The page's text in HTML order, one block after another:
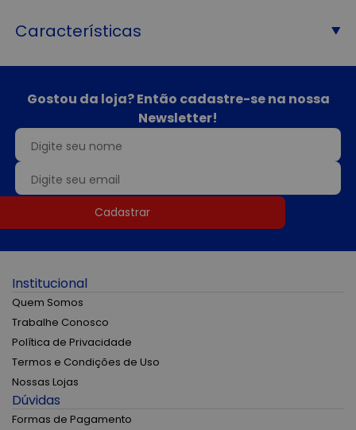
Características
Gostou da loja? Então cadastre-se na nossa
Newsletter!
Cadastrar
Institucional
Quem Somos
Trabalhe Conosco
Política de Privacidade
Termos e Condições de Uso
Nossas Lojas
Dúvidas
Formas de Pagamento